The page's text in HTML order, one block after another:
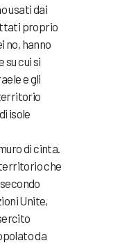
usati dai
proprio
no, hanno
cui si
e gli
isole
di cinta.
territorio che
Unite,
da